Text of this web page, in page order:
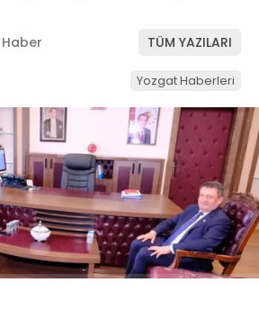
TÜM YAZILARI
Yozgat Haberleri